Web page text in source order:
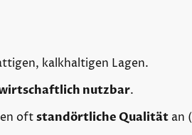
kalkhaltigen Lagen.
nutzbar.
oftstandörtliche Qualität an